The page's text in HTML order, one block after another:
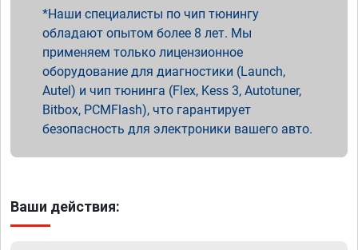
Наши специалисты по чип тюнингу
обладают опытом более 8 лет. Мы
применяем только лицензионное
оборудование для диагностики (Launch,
Autel) и чип тюнинга (Flex, Kess 3, Autotuner,
Bitbox, PCMFlash), что гарантирует
безопасность для электроники вашего авто.
Ваши действия: